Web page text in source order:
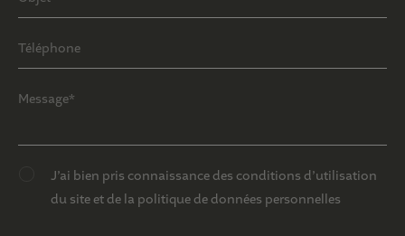
J’ai bien pris connaissance des conditions d’utilisation
du site et de la politique de données personnelles